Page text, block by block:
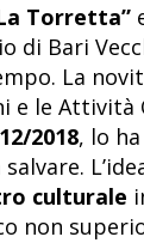
Torretta”
di Bari
La
e le Attività
2018, lo
culturale
non